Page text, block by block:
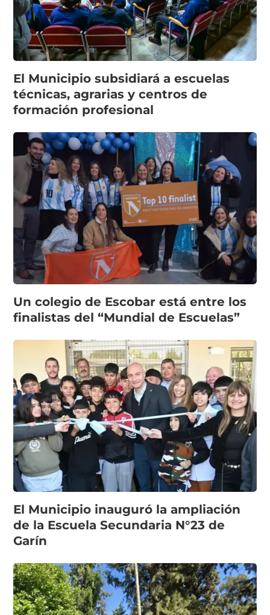
El Municipio subsidiará a escuelas
técnicas, agrarias y centros de
formación profesional
Un colegio de Escobar está entre los
finalistas del “Mundial de Escuelas”
El Municipio inauguró la ampliación
de la Escuela Secundaria N°23 de
Garín